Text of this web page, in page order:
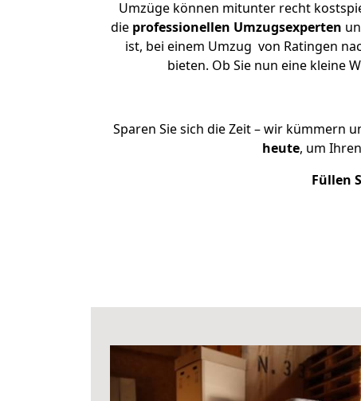
Umzüge können mitunter recht
die professionellen Umzugsexperten
ist, bei einem Umzug von Ratingen
bieten. Ob Sie nun eine kleine
Sparen Sie sich die Zeit – wir kümmern
heute, um
Füllen